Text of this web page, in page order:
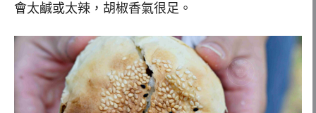
會太鹹或太辣，胡椒香氣很足。